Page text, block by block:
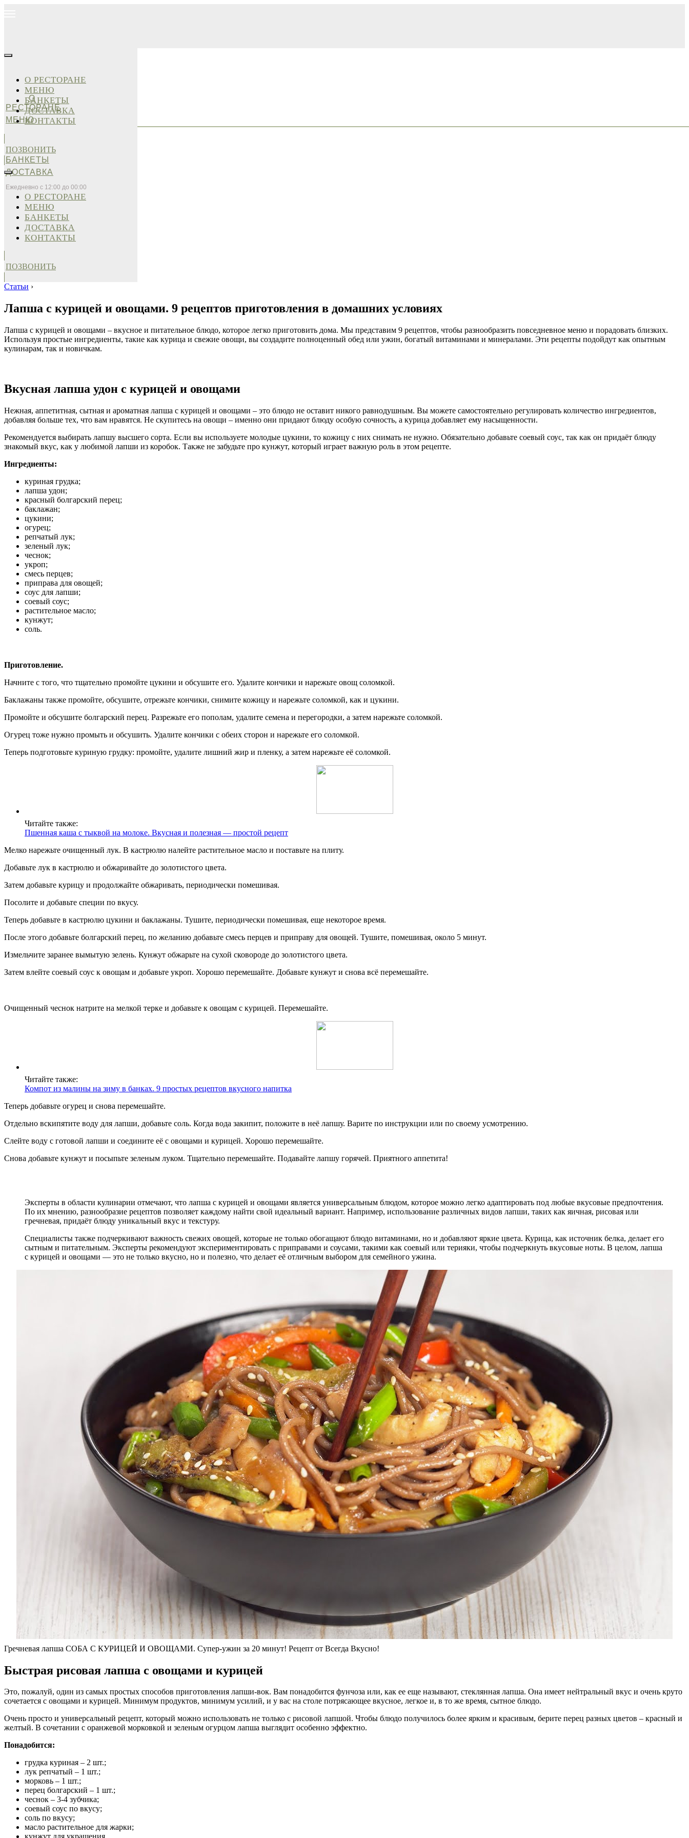
О
РЕСТОРАНЕ
МЕНЮ
БАНКЕТЫ
ДОСТАВКА
Ежедневно с 12:00 до 00:00
О РЕСТОРАНЕ
МЕНЮ
БАНКЕТЫ
ДОСТАВКА
КОНТАКТЫ
ПОЗВОНИТЬ
О РЕСТОРАНЕ
МЕНЮ
БАНКЕТЫ
ДОСТАВКА
КОНТАКТЫ
ПОЗВОНИТЬ
Статьи ›
Лапша с курицей и овощами. 9 рецептов приготовления в домашних условиях
Лапша с курицей и овощами – вкусное и питательное блюдо, которое легко приготовить дома. Мы представим 9 рецептов, чтобы разнообразить повседневное меню и порадовать близких.
Используя простые ингредиенты, такие как курица и свежие овощи, вы создадите полноценный обед или ужин, богатый витаминами и минералами. Эти рецепты подойдут как опытным
кулинарам, так и новичкам.
Вкусная лапша удон с курицей и овощами
Нежная, аппетитная, сытная и ароматная лапша с курицей и овощами – это блюдо не оставит никого равнодушным. Вы можете самостоятельно регулировать количество ингредиентов,
добавляя больше тех, что вам нравятся. Не скупитесь на овощи – именно они придают блюду особую сочность, а курица добавляет ему насыщенности.
Рекомендуется выбирать лапшу высшего сорта. Если вы используете молодые цукини, то кожицу с них снимать не нужно. Обязательно добавьте соевый соус, так как он придаёт блюду
знакомый вкус, как у любимой лапши из коробок. Также не забудьте про кунжут, который играет важную роль в этом рецепте.
Ингредиенты:
куриная грудка;
лапша удон;
красный болгарский перец;
баклажан;
цукини;
огурец;
репчатый лук;
зеленый лук;
чеснок;
укроп;
смесь перцев;
приправа для овощей;
соус для лапши;
соевый соус;
растительное масло;
кунжут;
соль.
Приготовление.
Начните с того, что тщательно промойте цукини и обсушите его. Удалите кончики и нарежьте овощ соломкой.
Баклажаны также промойте, обсушите, отрежьте кончики, снимите кожицу и нарежьте соломкой, как и цукини.
Промойте и обсушите болгарский перец. Разрежьте его пополам, удалите семена и перегородки, а затем нарежьте соломкой.
Огурец тоже нужно промыть и обсушить. Удалите кончики с обеих сторон и нарежьте его соломкой.
Теперь подготовьте куриную грудку: промойте, удалите лишний жир и пленку, а затем нарежьте её соломкой.
Читайте также:
Пшенная каша с тыквой на молоке. Вкусная и полезная — простой рецепт
Мелко нарежьте очищенный лук. В кастрюлю налейте растительное масло и поставьте на плиту.
Добавьте лук в кастрюлю и обжаривайте до золотистого цвета.
Затем добавьте курицу и продолжайте обжаривать, периодически помешивая.
Посолите и добавьте специи по вкусу.
Теперь добавьте в кастрюлю цукини и баклажаны. Тушите, периодически помешивая, еще некоторое время.
После этого добавьте болгарский перец, по желанию добавьте смесь перцев и приправу для овощей. Тушите, помешивая, около 5 минут.
Измельчите заранее вымытую зелень. Кунжут обжарьте на сухой сковороде до золотистого цвета.
Затем влейте соевый соус к овощам и добавьте укроп. Хорошо перемешайте. Добавьте кунжут и снова всё перемешайте.
Очищенный чеснок натрите на мелкой терке и добавьте к овощам с курицей. Перемешайте.
Читайте также:
Компот из малины на зиму в банках. 9 простых рецептов вкусного напитка
Теперь добавьте огурец и снова перемешайте.
Отдельно вскипятите воду для лапши, добавьте соль. Когда вода закипит, положите в неё лапшу. Варите по инструкции или по своему усмотрению.
Слейте воду с готовой лапши и соедините её с овощами и курицей. Хорошо перемешайте.
Снова добавьте кунжут и посыпьте зеленым луком. Тщательно перемешайте. Подавайте лапшу горячей. Приятного аппетита!
Эксперты в области кулинарии отмечают, что лапша с курицей и овощами является универсальным блюдом, которое можно легко адаптировать под любые вкусовые предпочтения.
По их мнению, разнообразие рецептов позволяет каждому найти свой идеальный вариант. Например, использование различных видов лапши, таких как яичная, рисовая или
гречневая, придаёт блюду уникальный вкус и текстуру.
Специалисты также подчеркивают важность свежих овощей, которые не только обогащают блюдо витаминами, но и добавляют яркие цвета. Курица, как источник белка, делает его
сытным и питательным. Эксперты рекомендуют экспериментировать с приправами и соусами, такими как соевый или терияки, чтобы подчеркнуть вкусовые ноты. В целом, лапша
с курицей и овощами — это не только вкусно, но и полезно, что делает её отличным выбором для семейного ужина.
Гречневая лапша СОБА С КУРИЦЕЙ И ОВОЩАМИ. Супер-ужин за 20 минут! Рецепт от Всегда Вкусно!
Быстрая рисовая лапша с овощами и курицей
Это, пожалуй, один из самых простых способов приготовления лапши-вок. Вам понадобится фунчоза или, как ее еще называют, стеклянная лапша. Она имеет нейтральный вкус и очень круто
сочетается с овощами и курицей. Минимум продуктов, минимум усилий, и у вас на столе потрясающее вкусное, легкое и, в то же время, сытное блюдо.
Очень просто и универсальный рецепт, который можно использовать не только с рисовой лапшой. Чтобы блюдо получилось более ярким и красивым, берите перец разных цветов – красный и
желтый. В сочетании с оранжевой морковкой и зеленым огурцом лапша выглядит особенно эффектно.
Понадобится:
грудка куриная – 2 шт.;
лук репчатый – 1 шт.;
морковь – 1 шт.;
перец болгарский – 1 шт.;
чеснок – 3-4 зубчика;
соевый соус по вкусу;
соль по вкусу;
масло растительное для жарки;